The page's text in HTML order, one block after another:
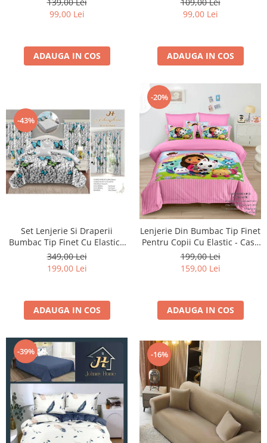
139,00 Lei
99,00 Lei
ADAUGA IN COS
109,00 Lei
99,00 Lei
ADAUGA IN COS
-43%
Set Lenjerie Si Draperii
Bumbac Tip Finet Cu Elastic -
Pietre Si Fluturi
349,00 Lei
199,00 Lei
ADAUGA IN COS
-20%
Lenjerie Din Bumbac Tip Finet
Pentru Copii Cu Elastic - Casa
De Papusi A Lui Gabby -
Gabby's Dollhouse
199,00 Lei
159,00 Lei
ADAUGA IN COS
-39% -16%